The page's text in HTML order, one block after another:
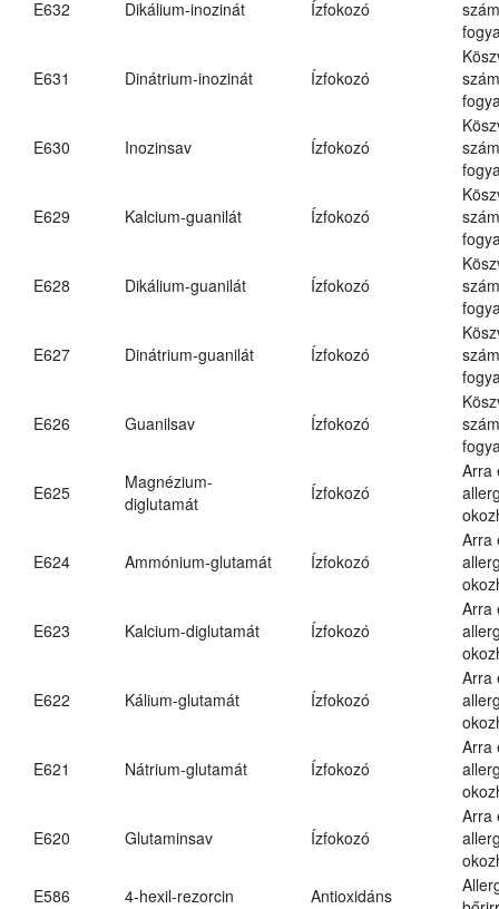
E632 Dikálium-inozinát Ízfokozó
E631 Dinátrium-inozinát Ízfokozó
E630 Inozinsav Ízfokozó
E629 Kalcium-guanilát Ízfokozó
E628 Dikálium-guanilát Ízfokozó
E627 Dinátrium-guanilát Ízfokozó
E626 Guanilsav Ízfokozó
E625
Magnézium-
diglutamát
Ízfokozó
Arra
E624 Ammónium-glutamát Ízfokozó
Arra
E623 Kalcium-diglutamát Ízfokozó
Arra
E622 Kálium-glutamát Ízfokozó
Arra
E621 Nátrium-glutamát Ízfokozó
Arra
E620 Glutaminsav Ízfokozó
Arra
E586
4-hexil-rezorcin Antioxidáns